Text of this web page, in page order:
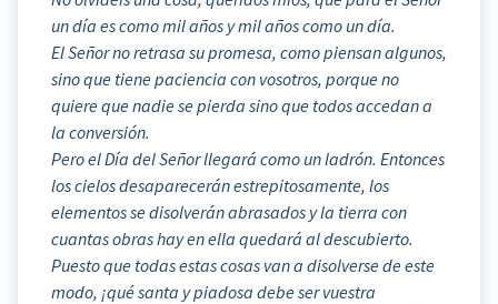
un día es como mil años y mil años como un día.
El Señor no retrasa su promesa, como piensan algunos,
sino que tiene paciencia con vosotros, porque no
quiere que nadie se pierda sino que todos accedan a
la conversión.
Pero el Día del Señor llegará como un ladrón. Entonces
los cielos desaparecerán estrepitosamente, los
elementos se disolverán abrasados y la tierra con
cuantas obras hay en ella quedará al descubierto.
Puesto que todas estas cosas van a disolverse de este
modo, ¡qué santa y piadosa debe ser vuestra